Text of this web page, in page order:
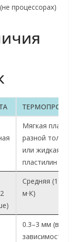
процессорах)
Мягкая
разной
или жидкая как
пластилин
Средняя (1–6
м·К)
0.3–3 мм (в
зависимости от